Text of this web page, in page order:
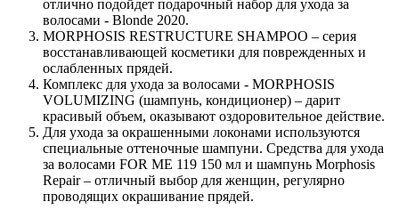
отлично подойдет подарочный набор для ухода за
волосами - Blonde 2020.
MORPHOSIS RESTRUCTURE SHAMPOO – серия
восстанавливающей косметики для поврежденных и
ослабленных прядей.
Комплекс для ухода за волосами - MORPHOSIS
VOLUMIZING (шампунь, кондиционер) – дарит
красивый объем, оказывают оздоровительное действие.
Для ухода за окрашенными локонами используются
специальные оттеночные шампуни. Средства для ухода
за волосами FOR ME 119 150 мл и шампунь Morphosis
Repair – отличный выбор для женщин, регулярно
проводящих окрашивание прядей.